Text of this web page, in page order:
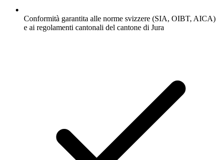
Conformità garantita alle norme svizzere (SIA, OIBT, AICA)
e ai regolamenti cantonali del cantone di Jura